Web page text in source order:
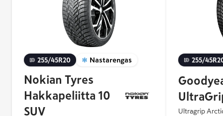
255/45R20 Nastarengas
Nokian Tyres
Hakkapeliitta 10
SUV
255/
Ultragrip